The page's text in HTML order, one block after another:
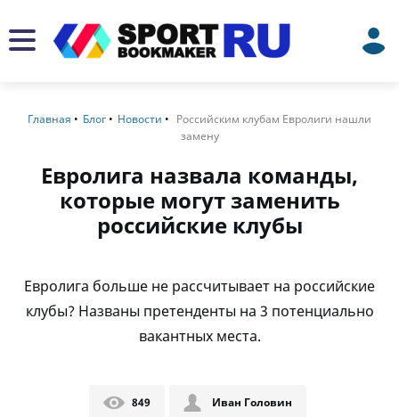
Главная Блог Новости
Российским клубам Евролиги нашли
замену
Евролига назвала команды,
которые могут заменить
российские клубы
Евролига больше не рассчитывает на российские
клубы? Названы претенденты на 3 потенциально
вакантных места.
849 Иван Головин